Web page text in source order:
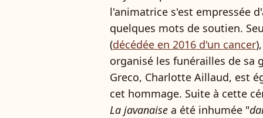
l'animatrice s'est empressée
quelques mots de soutien.
(décédée en 2016 d'un cancer
organisé les funérailles de sa
Greco, Charlotte Aillaud, est
cet hommage. Suite à cette
La javanaise a été inhumée "